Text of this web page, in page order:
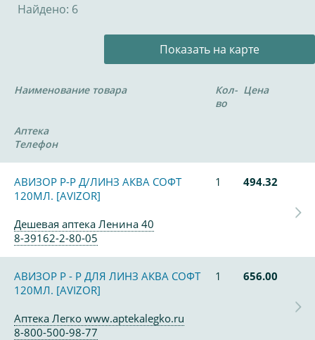
Найдено: 6
Показать на карте
Наименование товара
Кол-
во
Цена
Аптека
Телефон
АВИЗОР Р-Р Д/ЛИНЗ АКВА СОФТ
120МЛ. [AVIZOR]
1 494.32
Дешевая аптека Ленина 40
8-39162-2-80-05
АВИЗОР Р - Р ДЛЯ ЛИНЗ АКВА СОФТ
120МЛ. [AVIZOR]
1 656.00
Аптека Легко www.aptekalegko.ru
8-800-500-98-77